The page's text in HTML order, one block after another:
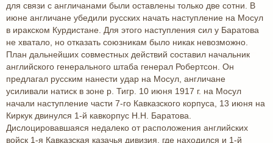
для связи с англичанами были оставлены только две сотни. В
июне англичане убедили русских начать наступление на Мосул
в иракском Курдистане. Для этого наступления сил у Баратова
не хватало, но отказать союзникам было никак невозможно.
План дальнейших совместных действий составил начальник
английского генерального штаба генерал Робертсон. Он
предлагал русским нанести удар на Мосул, англичане
усиливали натиск в зоне р. Тигр. 10 июня 1917 г. на Мосул
начали наступление части 7-го Кавказского корпуса, 13 июня на
Киркук двинулся 1-й кавкорпус Н.Н. Баратова.
Дислоцировавшаяся недалеко от расположения английских
войск 1-я Кавказская казачья дивизия, где находился и 1-й